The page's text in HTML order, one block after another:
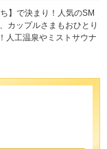
】で決まり！人気のSM
カップルさまもおひとり
人工温泉やミストサウナ